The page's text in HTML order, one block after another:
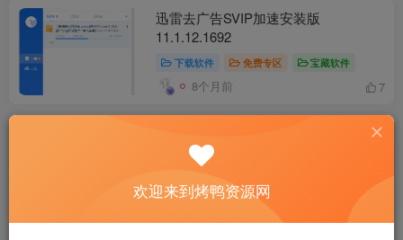
迅雷去广告SVIP加速安装版
11.1.12.1692
下载软件 免费专区 宝藏软件
8个月前 7
2年前
欢迎来到烤鸭资源网